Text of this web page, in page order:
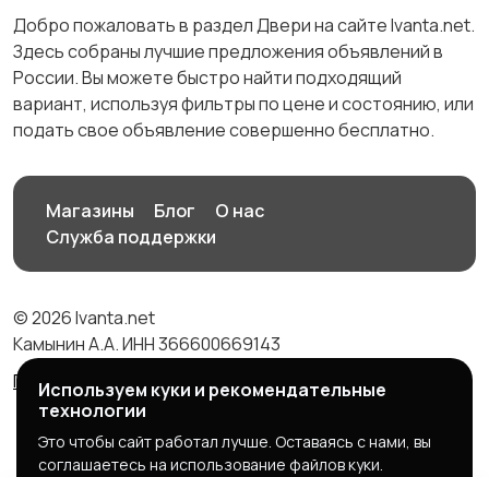
Добро пожаловать в раздел Двери на сайте Ivanta.net.
Здесь собраны лучшие предложения объявлений в
России. Вы можете быстро найти подходящий
вариант, используя фильтры по цене и состоянию, или
подать свое объявление совершенно бесплатно.
Магазины Блог
О нас
Служба поддержки
© 2026 Ivanta.net
Камынин А.А. ИНН 366600669143
Правила сервиса
Политика конфиденциальности
Используем куки и рекомендательные
технологии
Это чтобы сайт работал лучше. Оставаясь с нами, вы
соглашаетесь на использование файлов куки.